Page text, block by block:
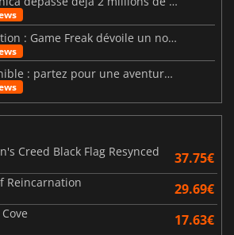
Beast of Reincarnation : Game Freak dévoile un nouveau pari
Big Walk est disponible : partez pour une aventure entre amis
Creed Black Flag Resynced
37.75€
Reincarnation 29.69€
17.63€